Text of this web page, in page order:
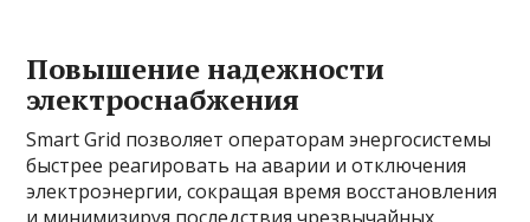
Повышение надежности
электроснабжения
Smart Grid позволяет операторам энергосистемы
быстрее реагировать на аварии и отключения
электроэнергии, сокращая время восстановления